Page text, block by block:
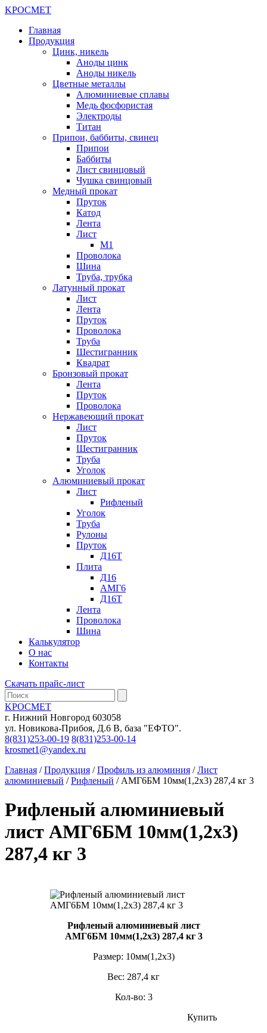
KРОСМЕТ
Главная
Продукция
Цинк, никель
Аноды цинк
Аноды никель
Цветные металлы
Алюминиевые сплавы
Медь фосфористая
Электроды
Титан
Припои, баббиты, свинец
Припои
Баббиты
Лист свинцовый
Чушка свинцовый
Медный прокат
Пруток
Катод
Лента
Лист
М1
Проволока
Шина
Труба, трубка
Латунный прокат
Лист
Лента
Пруток
Проволока
Труба
Шестигранник
Квадрат
Бронзовый прокат
Лента
Пруток
Проволока
Нержавеющий прокат
Лист
Пруток
Шестигранник
Труба
Уголок
Алюминиевый прокат
Лист
Рифленый
Уголок
Труба
Рулоны
Пруток
Д16Т
Плита
Д16
АМГ6
Д16Т
Лента
Проволока
Шина
Калькулятор
О нас
Контакты
Скачать прайс-лист
KРОСМЕТ
г. Нижний Новгород 603058
ул. Новикова-Прибоя, Д.6 В, база "ЕФТО".
8(831)253-00-19 8(831)253-00-14
krosmet1@yandex.ru
Главная /Продукция /Профиль из алюминия /Лист
алюминиевый /Рифленый / АМГ6БМ 10мм(1,2х3) 287,4 кг 3
Рифленый алюминиевый
лист АМГ6БМ 10мм(1,2х3)
287,4 кг 3
Рифленый алюминиевый лист
АМГ6БМ 10мм(1,2х3) 287,4 кг 3
Размер: 10мм(1,2х3)
Вес: 287,4 кг
Кол-во: 3
Купить